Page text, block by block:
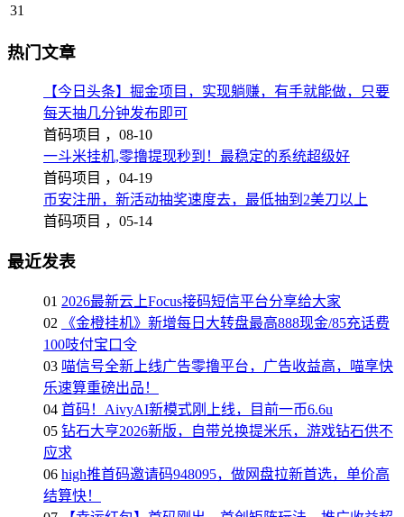
31
热门文章
【今日头条】掘金项目，实现躺赚，有手就能做，只要
每天抽几分钟发布即可
首码项目 ， 08-10
一斗米挂机,零撸提现秒到！最稳定的系统超级好
首码项目 ， 04-19
币安注册，新活动抽奖速度去，最低抽到2美刀以上
首码项目 ， 05-14
最近发表
01 2026最新云上Focus接码短信平台分享给大家
02
《金橙挂机》新增每日大转盘最高888现金/85充话费
100吱付宝口令
03 喵信号全新上线广告零撸平台，广告收益高，喵享快
乐速算重磅出品！
04 首码！AivyAI新模式刚上线，目前一币6.6u
05 钻石大亨2026新版，自带兑换提米乐，游戏钻石供不
应求
06 high推首码邀请码948095，做网盘拉新首选，单价高
结算快！